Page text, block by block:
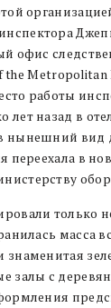
офис
Metropolitan
работы
лет назад в
нынешний вид
переехала в
только
масса
залы с